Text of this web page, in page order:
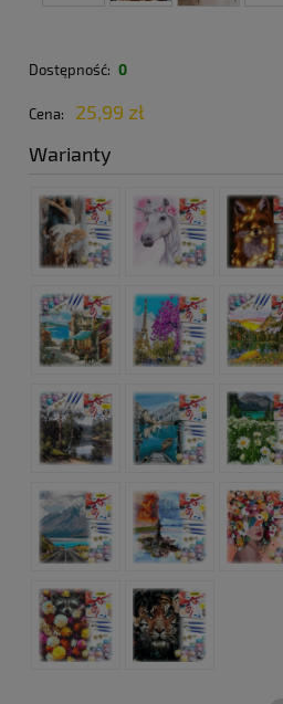
Dostępność: 0
Cena:
25,99 zł
Warianty